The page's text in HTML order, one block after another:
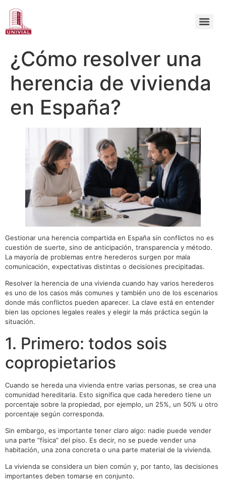
¿Cómo resolver una
herencia de vivienda
en España?
Gestionar una herencia compartida en España sin conflictos no es
cuestión de suerte, sino de anticipación, transparencia y método.
La mayoría de problemas entre herederos surgen por mala
comunicación, expectativas distintas o decisiones precipitadas.
Resolver la herencia de una vivienda cuando hay varios herederos
es uno de los casos más comunes y también uno de los escenarios
donde más conflictos pueden aparecer. La clave está en entender
bien las opciones legales reales y elegir la más práctica según la
situación.
1. Primero: todos sois
copropietarios
Cuando se hereda una vivienda entre varias personas, se crea una
comunidad hereditaria. Esto significa que cada heredero tiene un
porcentaje sobre la propiedad, por ejemplo, un 25%, un 50% u otro
porcentaje según corresponda.
Sin embargo, es importante tener claro algo: nadie puede vender
una parte “física” del piso. Es decir, no se puede vender una
habitación, una zona concreta o una parte material de la vivienda.
La vivienda se considera un bien común y, por tanto, las decisiones
importantes deben tomarse en conjunto.